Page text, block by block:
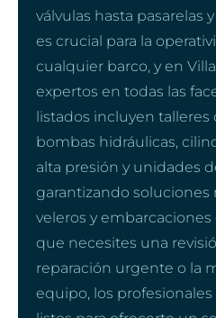
válvulas hasta pasarelas
es crucial para la
cualquier barco, y en
expertos en todas las
listados incluyen talleres
bombas hidráulicas,
alta presión y unidades
garantizando soluciones
veleros y embarcaciones
que necesites una
reparación urgente o la
equipo, los